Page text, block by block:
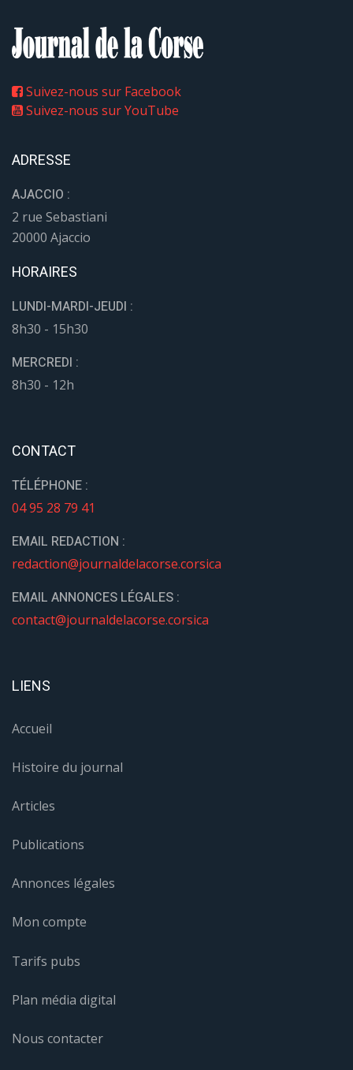
Suivez-nous sur Facebook
Suivez-nous sur YouTube
ADRESSE
AJACCIO :
2 rue Sebastiani
20000 Ajaccio
HORAIRES
LUNDI-MARDI-JEUDI :
8h30 - 15h30
MERCREDI :
8h30 - 12h
CONTACT
TÉLÉPHONE :
04 95 28 79 41
EMAIL REDACTION :
redaction@journaldelacorse.corsica
EMAIL ANNONCES LÉGALES :
contact@journaldelacorse.corsica
LIENS
Accueil
Histoire du journal
Articles
Publications
Annonces légales
Mon compte
Tarifs pubs
Plan média digital
Nous contacter